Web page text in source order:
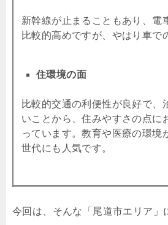
新幹線が止まることもあり、電
比較的高めですが、やはり車で
住環境の面
比較的交通の利便性が良好で、
いことから、住みやすさの点に
っています。教育や医療の環境
世代にも人気です。
今回は、そんな「尾道市エリア」